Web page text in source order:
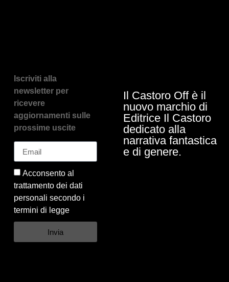
Iscriviti alla
newsletter per
ricevere
aggiornamenti sulle
prossime uscite
Acconsento al
trattamento dei dati
personali secondo i
termini di legge
Invia
Il Castoro Off è il
nuovo marchio di
Editrice Il Castoro
dedicato alla
narrativa fantastica
e di genere.